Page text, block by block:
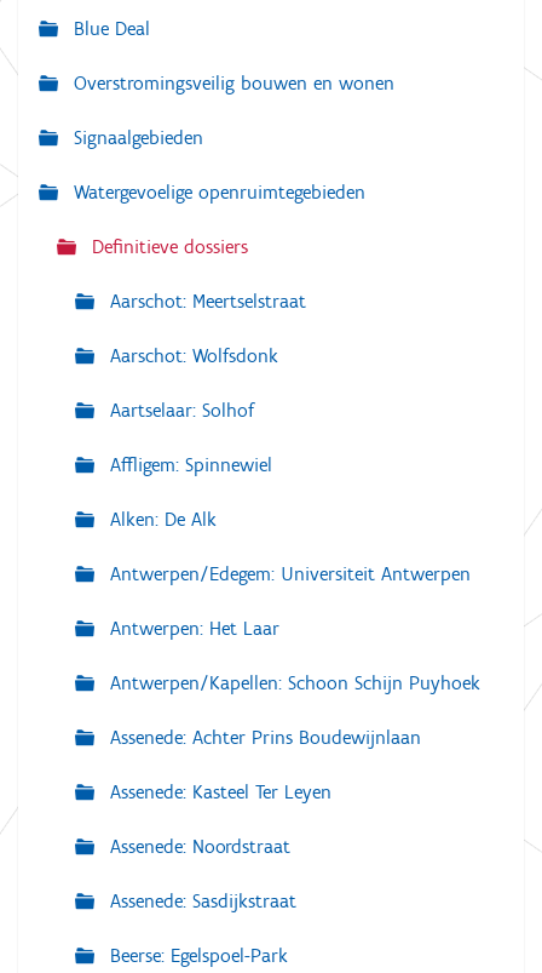
g
t
Blue Deal
Overstromingsveilig bouwen en wonen
Signaalgebieden
Watergevoelige openruimtegebieden
Definitieve dossiers
Aarschot: Meertselstraat
Aarschot: Wolfsdonk
Aartselaar: Solhof
Affligem: Spinnewiel
Alken: De Alk
Antwerpen/Edegem: Universiteit Antwerpen
Antwerpen: Het Laar
Antwerpen/Kapellen: Schoon Schijn Puyhoek
Assenede: Achter Prins Boudewijnlaan
Assenede: Kasteel Ter Leyen
Assenede: Noordstraat
Assenede: Sasdijkstraat
Beerse: Egelspoel-Park